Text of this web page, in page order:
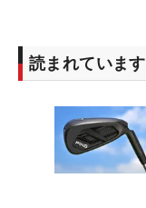
読まれています